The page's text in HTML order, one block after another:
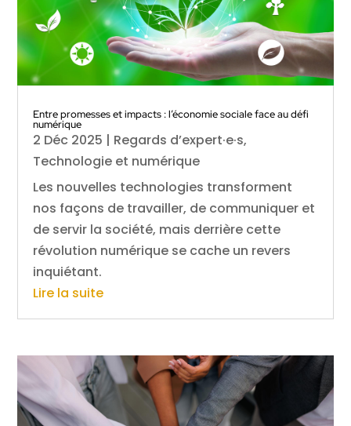
Entre promesses et impacts : l’économie sociale face au défi
numérique
2 Déc 2025 | Regards d’expert·e·s,
Technologie et numérique
Les nouvelles technologies transforment
nos façons de travailler, de communiquer et
de servir la société, mais derrière cette
révolution numérique se cache un revers
inquiétant.
Lire la suite